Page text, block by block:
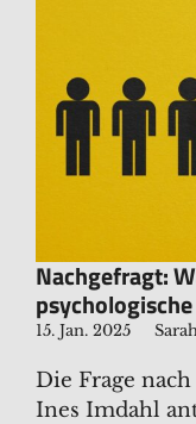
Nachgefragt:
15. Jan. 2025
Die Frage nach
Ines Imdahl